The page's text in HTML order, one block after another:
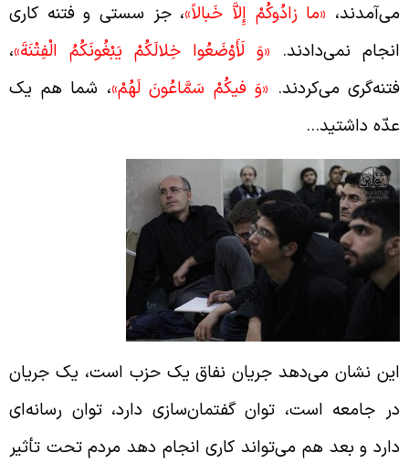
«ما زادُوكُمْ إِلاَّ خَبالاً»، جز سستی و فتنه کاری
نمی‌دادند. «وَ لَأَوْضَعُوا خِلالَكُمْ يَبْغُونَكُمُ الْفِتْنَةَ»،
می‌کردند.«وَ فيكُمْ سَمَّاعُونَ لَهُمْ»، شما هم یک
داشتید…
نشان می‌دهد جریان نفاق یک حزب است، یک جریان
جامعه است، توان گفتمان‌سازی دارد، توان رسانه‌ای
و بعد هم می‌تواند کاری انجام دهد مردم تحت تأثیر